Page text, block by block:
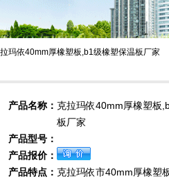
玛依40mm厚橡塑板,b1级橡塑保温板厂家
产品名称： 克拉玛依40mm厚橡塑板
板厂家
产品型号：
产品报价：
产品特点： 克拉玛依市40mm厚橡塑